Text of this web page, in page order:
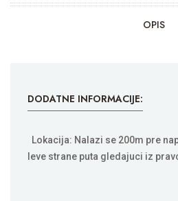
OPIS
DODATNE INFORMACIJE:
Lokacija: Nalazi se 200m pre
leve strane puta gledajuci iz